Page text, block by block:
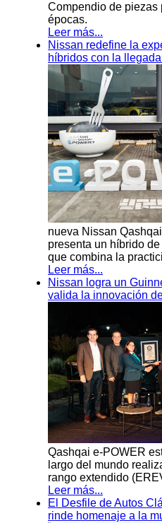
Compendio de piezas
épocas.
Leer más...
Nissan redefine la
híbridos con la
nueva Nissan
presenta un híbrido
que combina la
Leer más...
Nissan logra un
valida la innovación
Qashqai e-POWER
largo del mundo
rango extendido
Leer más...
El Desfile de Autos
rinde homenaje a la